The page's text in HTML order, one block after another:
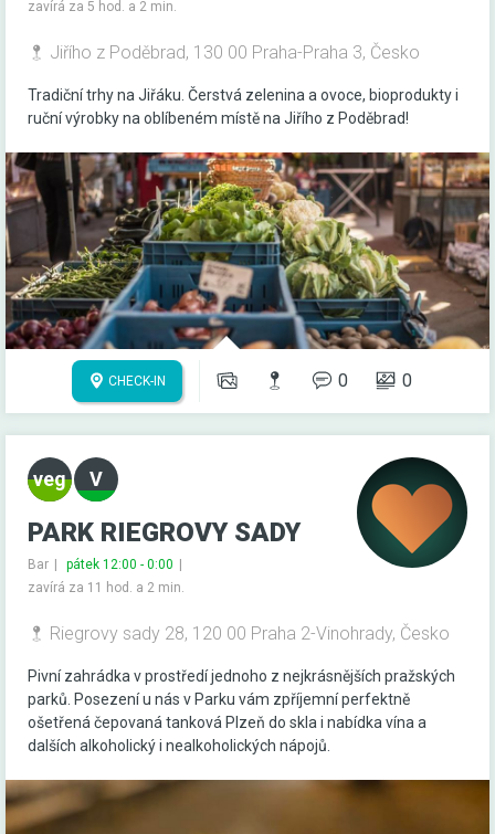
zavírá za 5 hod. a 2 min.
Jiřího z Poděbrad, 130 00 Praha-Praha 3, Česko
Tradiční trhy na Jiřáku. Čerstvá zelenina a ovoce, bioprodukty i
ruční výrobky na oblíbeném místě na Jiřího z Poděbrad!
CHECK-IN 0 0
PARK RIEGROVY SADY
Bar
pátek 12:00 - 0:00
zavírá za 11 hod. a 2 min.
Riegrovy sady 28, 120 00 Praha 2-Vinohrady, Česko
Pivní zahrádka v prostředí jednoho z nejkrásnějších pražských
parků. Posezení u nás v Parku vám zpříjemní perfektně
ošetřená čepovaná tanková Plzeň do skla i nabídka vína a
dalších alkoholický i nealkoholických nápojů.